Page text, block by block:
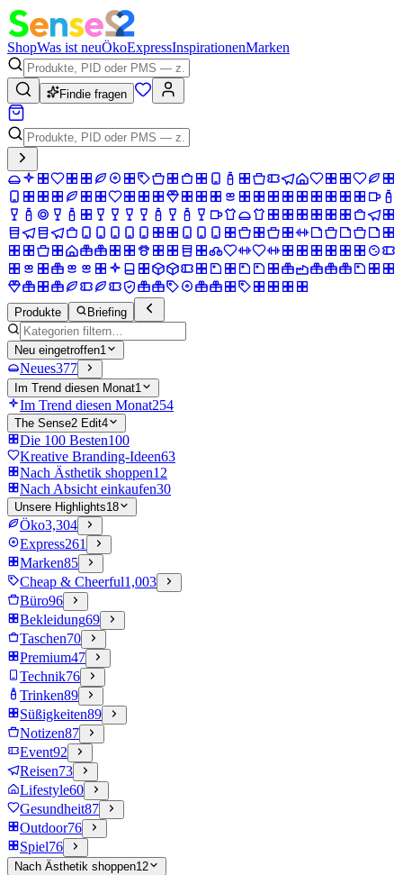
ShopWas ist neuÖkoExpressInspirationenMarken
Findie fragen
Produkte Briefing
Neu eingetroffen1
Neues377
Im Trend diesen Monat1
Im Trend diesen Monat254
The Sense2 Edit4
Die 100 Besten100
Kreative Branding-Ideen63
Nach Ästhetik shoppen12
Nach Absicht einkaufen30
Unsere Highlights18
Öko3,304
Express261
Marken85
Cheap & Cheerful1,003
Büro96
Bekleidung69
Taschen70
Premium47
Technik76
Trinken89
Süßigkeiten89
Notizen87
Event92
Reisen73
Lifestyle60
Gesundheit87
Outdoor76
Spiel76
Nach Ästhetik shoppen12